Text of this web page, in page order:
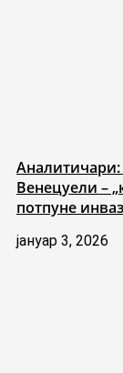
Аналитичари:
Венецуели –
потпуне
јануар 3, 2026